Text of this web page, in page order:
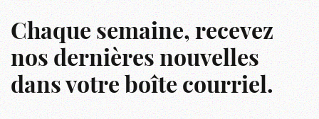
Chaque semaine, recevez
nos dernières nouvelles
dans votre boîte courriel.